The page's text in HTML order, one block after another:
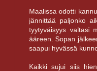
Maalissa odotti
jännittää paljonko
tyytyväisyys valtasi
ääreen. Sopan
saapui hyvässä
Kaikki sujui siis